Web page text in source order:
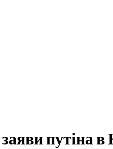
путіна в